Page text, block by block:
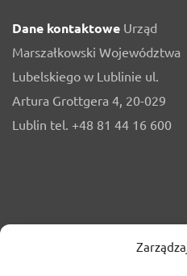
Dane kontaktowe Urząd
Marszałkowski Województwa
Lubelskiego w Lublinie ul.
Artura Grottgera 4, 20-029
Lublin tel. +48 81 44 16 600